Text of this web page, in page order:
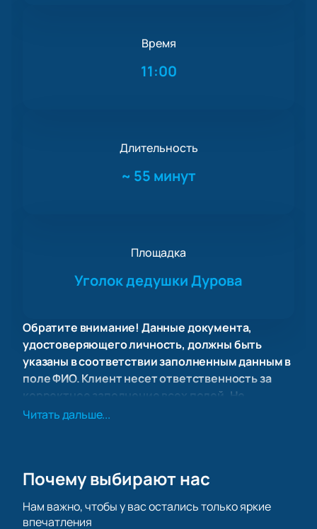
Время
11:00
Длительность
~ 55 минут
Площадка
Уголок дедушки Дурова
Обратите внимание! Данные документа,
удостоверяющего личность, должны быть
указаны в соответствии заполненным данным в
поле ФИО. Клиент несет ответственность за
корректное заполнение всех полей. Не
забудьте взять документ с собой!
На сайте найдите афишу, узнайте стоимость и
выберите места на схеме зала. Оплатите онлайн, и
электронные билеты поступят сразу после заказа.
Место проведения
Читать дальше...
Почему выбирают нас
Нам важно, чтобы у вас остались только яркие
впечатления